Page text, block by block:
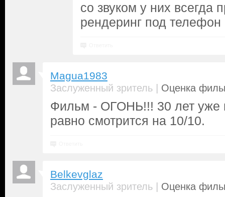
со звуком у них всегда
рендеринг под
Magua1983
Заслуженный зритель | Оценка
Фильм - ОГОНЬ!!! 30 лет уже
равно смотрится на 10/10.
Belkevglaz
Заслуженный зритель | Оценка